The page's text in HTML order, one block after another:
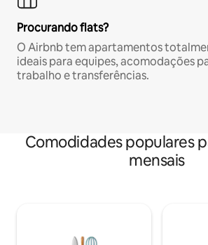
Procurando flats?
O Airbnb tem apartamentos
ideais para equipes, acomodações
trabalho e transferências.
Comodidades populares
mensais